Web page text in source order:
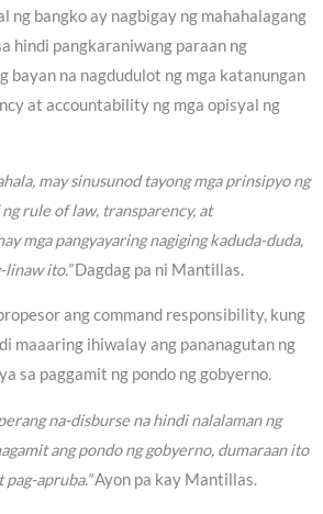
ng bangko ay nagbigay ng mahahalagang
hindi pangkaraniwang paraan ng
bayan na nagdudulot ng mga katanungan
at accountability ng mga opisyal ng
may sinusunod tayong mga prinsipyo ng
rule of law, transparency, at
mga pangyayaring nagiging kaduda-duda,
linaw ito.”Dagdag pa ni Mantillas.
ang command responsibility, kung
maaaring ihiwalay ang pananagutan ng
sa paggamit ng pondo ng gobyerno.
na-disburse na hindi nalalaman ng
ang pondo ng gobyerno, dumaraan ito
pag-apruba.”Ayon pa kay Mantillas.